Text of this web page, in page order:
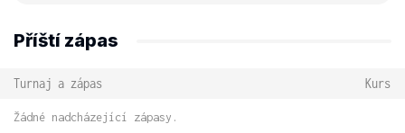
Příští zápas
Turnaj a zápas Kurs
Žádné nadcházející zápasy.